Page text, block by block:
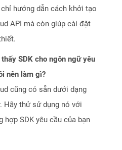
chỉ hướng dẫn cách khởi tạo
API mà còn giúp cài đặt
SDK cho ngôn ngữ yêu
nên làm gì?
cũng có sẵn dưới dạng
Hãy thử sử dụng nó với
hợp SDK yêu cầu của bạn